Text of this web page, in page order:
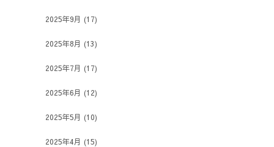
2025年9月 (17)
2025年8月 (13)
2025年7月 (17)
2025年6月 (12)
2025年5月 (10)
2025年4月 (15)